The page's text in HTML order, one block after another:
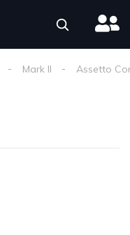
Mark II Assetto